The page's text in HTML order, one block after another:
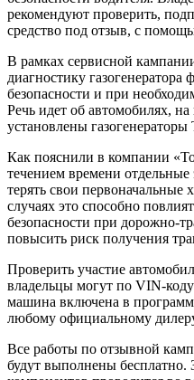
рекомендуют проверить,
средство под отзыв, с
В рамках сервисной
диагностику
безопасности и при
Речь идет об автомобилях,
установлены
Как пояснили в компании
течением времени отдельные
терять свои первоначальные
случаях это способно
безопасности при дорожно-
повысить риск получения
Проверить участие
владельцы могут по VIN-
машина включена в
любому официальному
Все работы по отзывной
будут выполнены бесплатно.